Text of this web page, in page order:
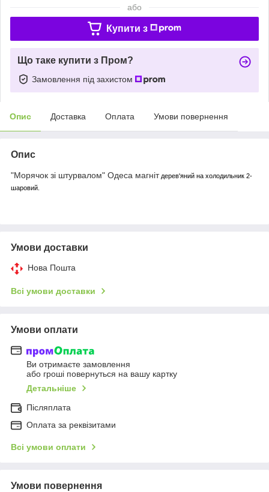
або
Купити з
Що таке купити з Пром?
Замовлення під захистом
Опис Доставка Оплата Умови повернення
Опис
"Морячок зі штурвалом" Одеса магнітдерев'яний на холодильник 2-
шаровий.
Умови доставки
Нова Пошта
Всі умови доставки
Умови оплати
Ви отримаєте замовлення
або гроші повернуться на вашу картку
Детальніше
Післяплата
Оплата за реквізитами
Всі умови оплати
Умови повернення